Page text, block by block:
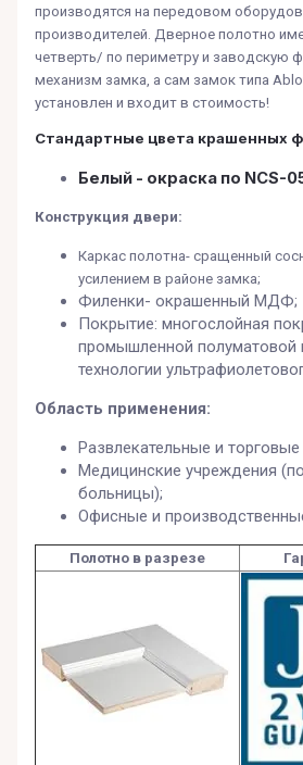
производятся на передовом
производителей. Дверное полотно
четверть/ по периметру и заводскую
механизм замка, а сам замок типа
установлен и входит в стоимость!
Стандартные цвета крашенных
Белый - окраска по NCS-
Конструкция двери:
Каркас полотна- сращенный
усилением в районе замка;
Филенки- окрашенный МДФ;
Покрытие: многослойная
промышленной полуматовой
технологии
Область применения:
Развлекательные и
Медицинские учреждения
больницы);
Офисные и
Полотно в разрезе